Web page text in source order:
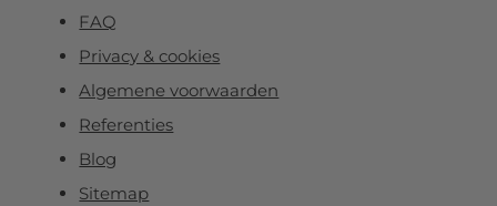
FAQ
Privacy & cookies
Algemene voorwaarden
Referenties
Blog
Sitemap